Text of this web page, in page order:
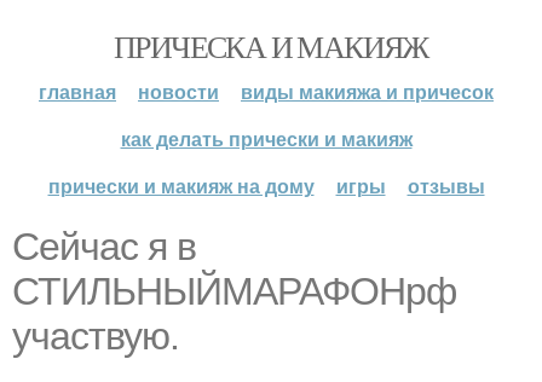
ПРИЧЕСКА И МАКИЯЖ
главная новости
виды макияжа и причесок
как делать прически и макияж
прически и макияж на дому
игры отзывы
Сейчас я в
СТИЛЬНЫЙМАРАФОНрф
участвую.